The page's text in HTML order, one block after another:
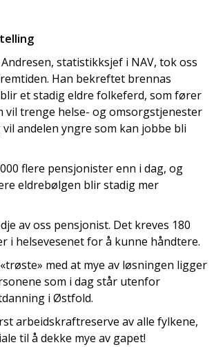
statistikksjef i NAV, tok oss
Han bekreftet brennas
et stadig eldre folkeferd, som fører
vil trenge helse- og omsorgstjenester
vil andelen yngre som kan jobbe bli
flere pensjonister enn i dag, og
eldrebølgen blir stadig mer
av oss pensjonist. Det kreves 180
i helsevesenet for å kunne håndtere.
med at mye av løsningen ligger
som i dag står utenfor
i Østfold.
arbeidskraftreserve av alle fylkene,
til å dekke mye av gapet!